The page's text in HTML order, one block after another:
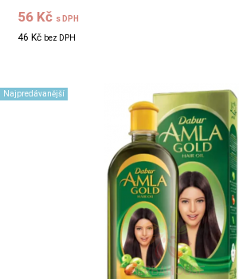
56 Kč s DPH
46 Kč bez DPH
Najpredávanější